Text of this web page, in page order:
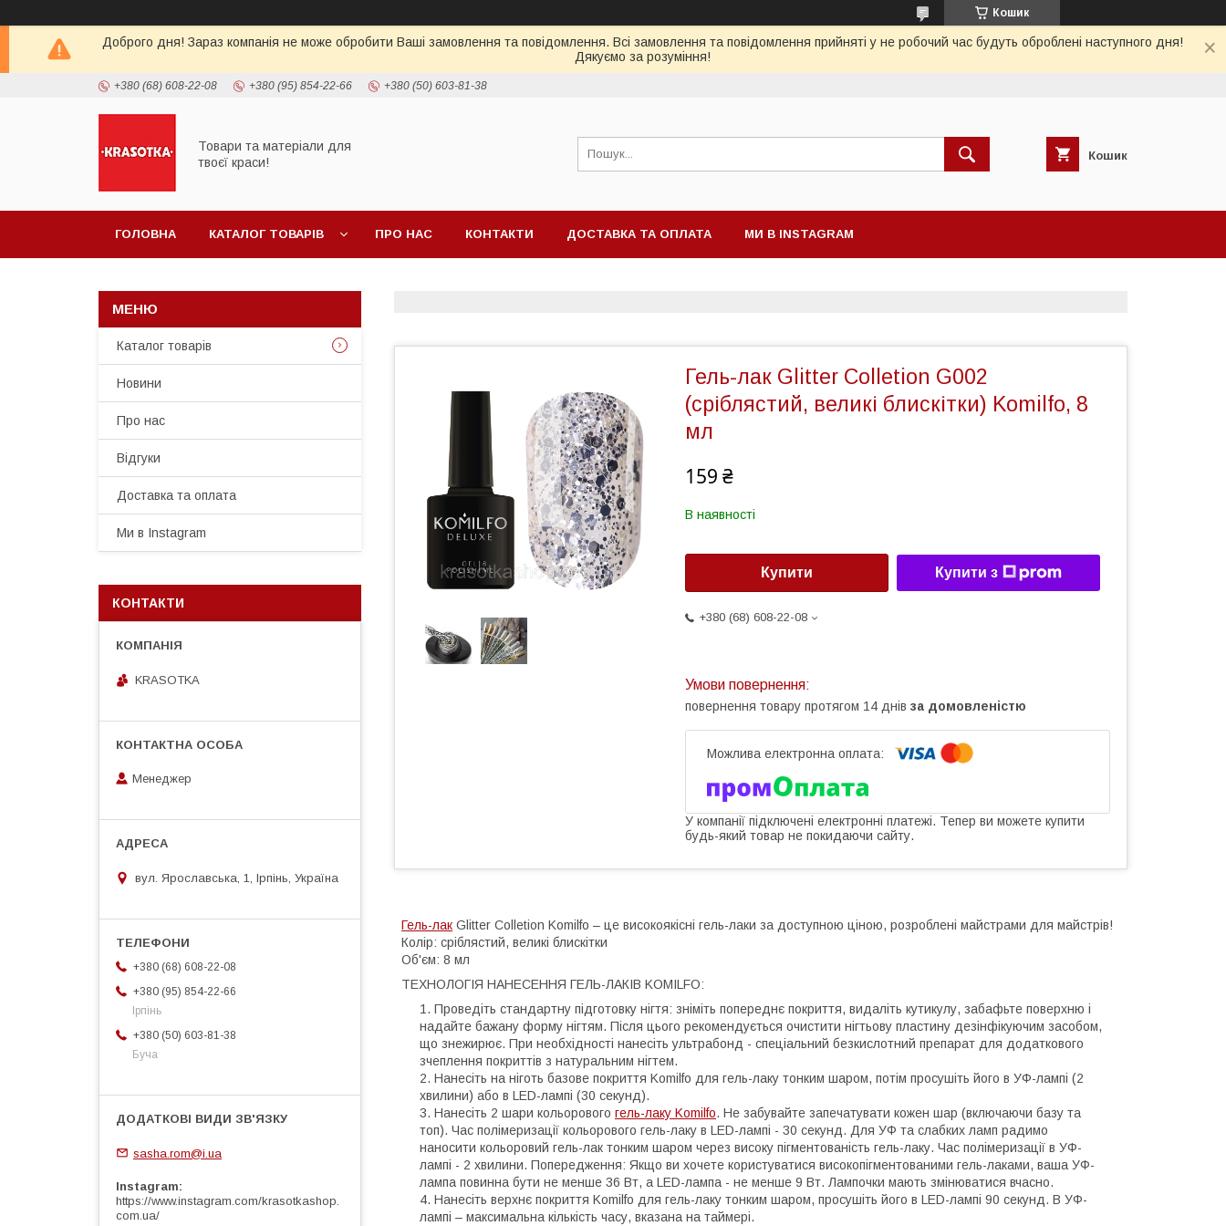
Кошик
Доброго дня! Зараз компанія не може обробити Ваші замовлення та повідомлення. Всі замовлення та повідомлення прийняті у не робочий час будуть оброблені наступного дня!
Дякуємо за розуміння!
+380 (68) 608-22-08 +380 (95) 854-22-66 +380 (50) 603-81-38
Товари та матеріали для
твоєї краси!
Кошик
ГОЛОВНА КАТАЛОГ ТОВАРIВ ПРО НАС КОНТАКТИ ДОСТАВКА ТА ОПЛАТА МИ В INSTAGRAM
Гель-лак Glitter Colletion G002
(сріблястий, великі блискітки) Komilfo, 8
мл
159 ₴
В наявності
Купити Купити з
+380 (68) 608-22-08
повернення товару протягом 14 днів за домовленістю
У компанії підключені електронні платежі. Тепер ви можете купити
будь-який товар не покидаючи сайту.
Гель-лак Glitter Colletion Komilfo – це високоякісні гель-лаки за доступною ціною, розроблені майстрами для майстрів!
Колір: сріблястий, великі блискітки
Об'єм: 8 мл
ТЕХНОЛОГІЯ НАНЕСЕННЯ ГЕЛЬ-ЛАКІВ KOMILFO:
Проведіть стандартну підготовку нігтя: зніміть попереднє покриття, видаліть кутикулу, забафьте поверхню і
надайте бажану форму нігтям. Після цього рекомендується очистити нігтьову пластину дезінфікуючим засобом,
що знежирює. При необхідності нанесіть ультрабонд - спеціальний безкислотний препарат для додаткового
зчеплення покриттів з натуральним нігтем.
Нанесіть на ніготь базове покриття Komilfo для гель-лаку тонким шаром, потім просушіть його в УФ-лампі (2
хвилини) або в LED-лампі (30 секунд).
Нанесіть 2 шари кольорового гель-лаку Komilfo. Не забувайте запечатувати кожен шар (включаючи базу та
топ). Час полімеризації кольорового гель-лаку в LED-лампі - 30 секунд. Для УФ та слабких ламп радимо
наносити кольоровий гель-лак тонким шаром через високу пігментованість гель-лаку. Час полімеризації в УФ-
лампі - 2 хвилини. Попередження: Якщо ви хочете користуватися високопігментованими гель-лаками, ваша УФ-
лампа повинна бути не менше 36 Вт, а LED-лампа - не менше 9 Вт. Лампочки мають змінюватися вчасно.
Нанесіть верхнє покриття Komilfo для гель-лаку тонким шаром, просушіть його в LED-лампі 90 секунд. В УФ-
лампі – максимальна кількість часу, вказана на таймері.
Каталог товарiв
Новини
Про нас
Відгуки
Доставка та оплата
Ми в Instagram
КОНТАКТИ
KRASOTKA
Менеджер
вул. Ярославська, 1, Ірпінь, Україна
+380 (68) 608-22-08
+380 (95) 854-22-66
Ірпінь
+380 (50) 603-81-38
Буча
sasha.rom@i.ua
Instagram
https://www.instagram.com/krasotkashop.
com.ua/